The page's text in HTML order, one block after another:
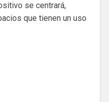
se centrará,
que tienen un uso